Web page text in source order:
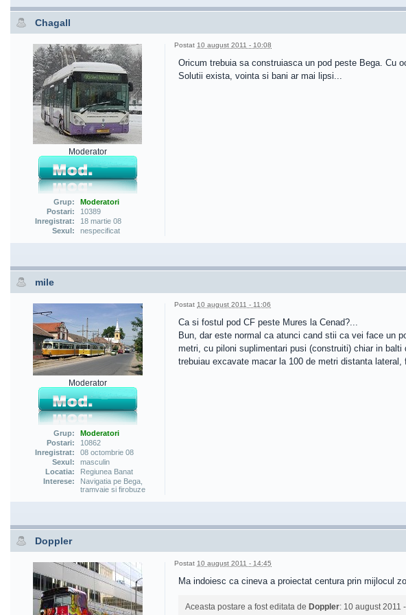
Chagall
Moderator
Grup:
Moderatori
Postari:
10389
Inregistrat:
18 martie 08
Sexul:
nespecificat
Postat 10 august 2011 - 10:08
Oricum trebuia sa construiasca un pod peste Bega. Cu
Solutii exista, vointa si bani ar mai lipsi...
mile
Moderator
Grup:
Moderatori
Postari:
10862
Inregistrat:
08 octombrie 08
Sexul:
masculin
Locatia:
Regiunea Banat
Interese:
Navigatia pe Bega,
tramvaie si firobuze
Postat 10 august 2011 - 11:06
Ca si fostul pod CF peste Mures la Cenad?...
Bun, dar este normal ca atunci cand stii ca vei face un
metri, cu piloni suplimentari pusi (construiti) chiar in
trebuiau excavate macar la 100 de metri distanta
Doppler
Postat 10 august 2011 - 14:45
Ma indoiesc ca cineva a proiectat centura prin mijlocul
Aceasta postare a fost editata de Doppler: 10 august 2011